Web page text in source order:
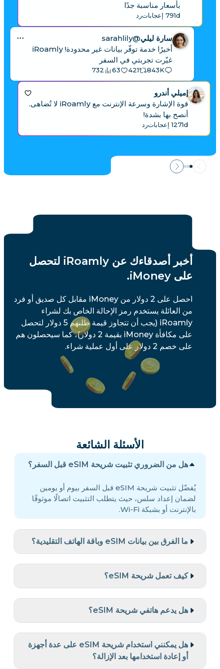
بأسعار مناسبة جدًا
1d79 إعجابات رد
سارة ليلي@sarahlily
أخيرًا خدمة توفّر بيانات غير محدودة! iRoamly
غيّرت تجربتي في السفر
843K
421
63
732
إميلي أندرو
قوة الإشارة وسرعة الإنترنت مع iRoamly لا تُضاهى.
أنصح بها بشدة!
1d127 إعجابات رد
أخبر أصدقاءك عن iRoamly لتحصل
على iMoney.
احصل على 2 دولار من iMoney مقابل كل صديق أو فرد
من العائلة يستخدم رمز الإحالة الخاص بك لشراء
iRoamly (يجب أن تتجاوز قيمة طلبهم 5 دولار لتحصل
على مكافأة iMoney بقيمة 2 دولار)، كما سيحصلون هم
على خصم 2 دولار على أول عملية شراء.
الأسئلة الشائعة
هل من الضروري تثبيت شريحة eSIM قبل السفر؟
يُفضّل تثبيت شريحة eSIM قبل السفر بيوم أو يومين
لضمان إعداد سلس، حيث يتطلب التثبيت اتصالًا موثوقًا
بالإنترنت أو بشبكة Wi-Fi.
ما الفرق بين بيانات eSIM وباقة الهاتف التقليدية؟
كيف تعمل شريحة eSIM؟
هل يدعم هاتفي شريحة eSIM؟
هل يمكنني استخدام شريحة eSIM على عدة أجهزة
أو إعادة استخدامها بعد الإزالة؟